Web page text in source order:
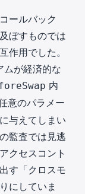
ールバック
ぼすものでは
作用でした。
ムが経済的な
内
意のパラメー
与えてしまい
監査では見逃
クセスコント
す「クロスモ
にしていま